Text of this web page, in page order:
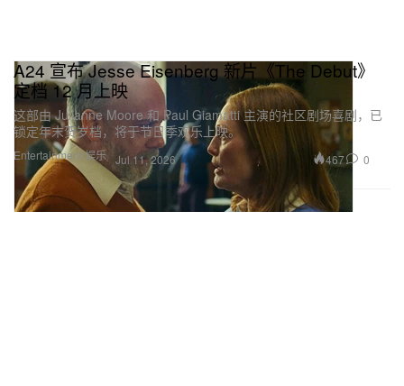
Entertainment 娱乐
A24 宣布 Jesse Eisenberg 新片《The Debut》
定档 12 月上映
这部由 Julianne Moore 和 Paul Giamatti 主演的社区剧场喜剧，已
锁定年末贺岁档，将于节日季欢乐上映。
Jul 11, 2026 467 0